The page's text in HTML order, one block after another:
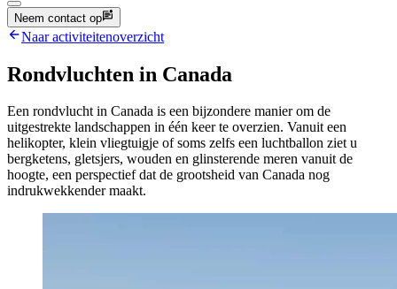
Neem contact op
Naar activiteitenoverzicht
Rondvluchten in Canada
Een rondvlucht in Canada is een bijzondere manier om de
uitgestrekte landschappen in één keer te overzien. Vanuit een
helikopter, klein vliegtuigje of soms zelfs een luchtballon ziet u
bergketens, gletsjers, wouden en glinsterende meren vanuit de
hoogte, een perspectief dat de grootsheid van Canada nog
indrukwekkender maakt.